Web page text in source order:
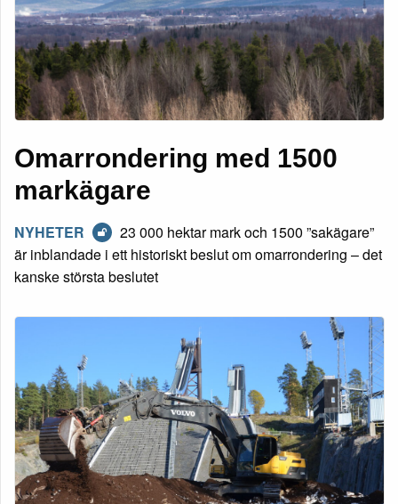
Omarrondering med 1500
markägare
NYHETER
23 000 hektar mark och 1500 ”sakägare”
är inblandade i ett historiskt beslut om omarrondering – det
kanske största beslutet